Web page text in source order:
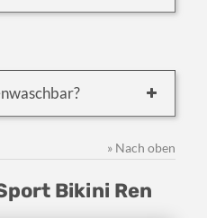
» Nach oben
Bikini Ren